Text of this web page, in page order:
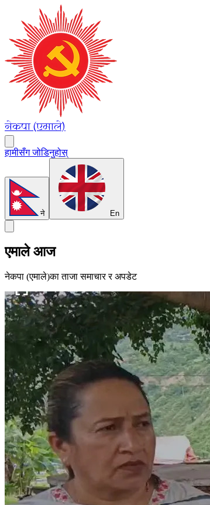
नेकपा (एमाले)
हामीसँग जोडिनुहोस्
ने En
एमाले आज
नेकपा (एमाले)का ताजा समाचार र अपडेट